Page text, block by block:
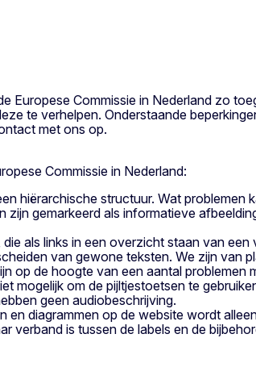
Commissie in Nederland zo
te verhelpen. Onderstaande
met ons op.
Commissie in Nederland:
hiërarchische structuur. Wat
zijn gemarkeerd als informatieve
als links in een overzicht staan van
van gewone teksten. We zijn van
op de hoogte van een aantal problemen
mogelijk om de pijltjestoetsen te
geen audiobeschrijving.
en diagrammen op de website wordt
verband is tussen de labels en de